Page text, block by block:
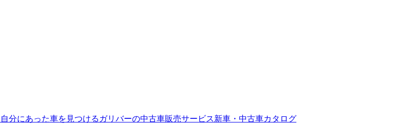
自分にあった車を見つける ガリバーの中古車販売サービス新車・中古車カタログ